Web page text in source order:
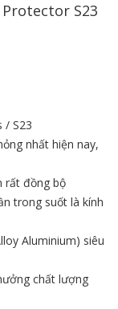
S23
/ S23
nhất hiện nay,
rất đồng bộ
trong suốt là kính
Aluminium) siêu
chất lượng